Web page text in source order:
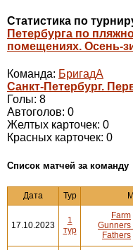
Статистика по
Петербурга по
помещениях. Осень-
Команда: БригадА
Санкт-Петербург.
Голы: 8
Автоголов: 0
Желтых карточек: 0
Красных карточек: 0
Cписок матчей за команду
Дата Тур
17.10.2023
1
тур
Farm
Gunners
Fathers